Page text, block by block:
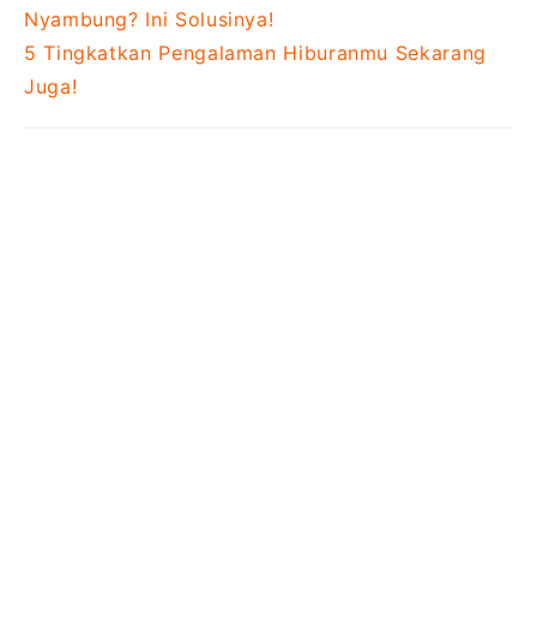
Nyambung? Ini Solusinya!
5 Tingkatkan Pengalaman Hiburanmu Sekarang
Juga!